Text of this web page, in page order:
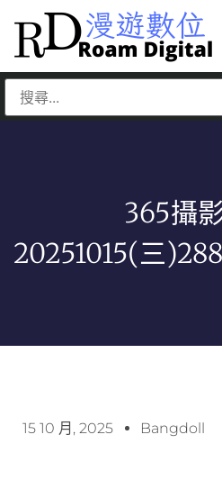
365攝
20251015(三
15 10 月, 2025 Bangdoll